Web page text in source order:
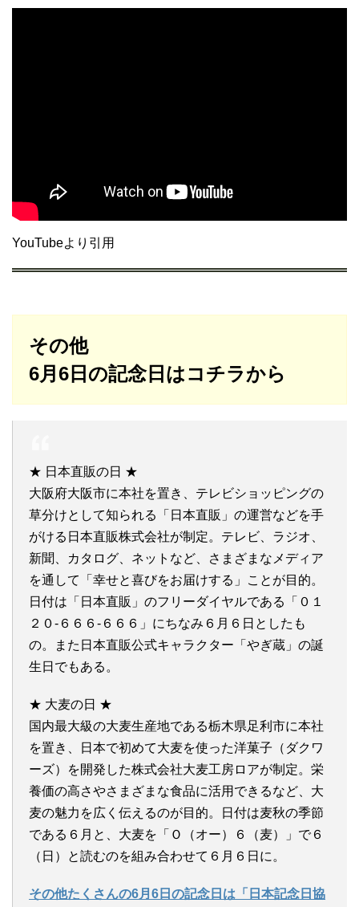
YouTubeより引用
その他
6月6日の記念日はコチラから
★ 日本直販の日 ★
大阪府大阪市に本社を置き、テレビショッピングの
草分けとして知られる「日本直販」の運営などを手
がける日本直販株式会社が制定。テレビ、ラジオ、
新聞、カタログ、ネットなど、さまざまなメディア
を通して「幸せと喜びをお届けする」ことが目的。
日付は「日本直販」のフリーダイヤルである「０１
２０-６６６-６６６」にちなみ６月６日としたも
の。また日本直販公式キャラクター「やぎ蔵」の誕
生日でもある。
★ 大麦の日 ★
国内最大級の大麦生産地である栃木県足利市に本社
を置き、日本で初めて大麦を使った洋菓子（ダクワ
ーズ）を開発した株式会社大麦工房ロアが制定。栄
養価の高さやさまざまな食品に活用できるなど、大
麦の魅力を広く伝えるのが目的。日付は麦秋の季節
である６月と、大麦を「Ｏ（オー）６（麦）」で６
（日）と読むのを組み合わせて６月６日に。
その他たくさんの6月6日の記念日は「日本記念日協